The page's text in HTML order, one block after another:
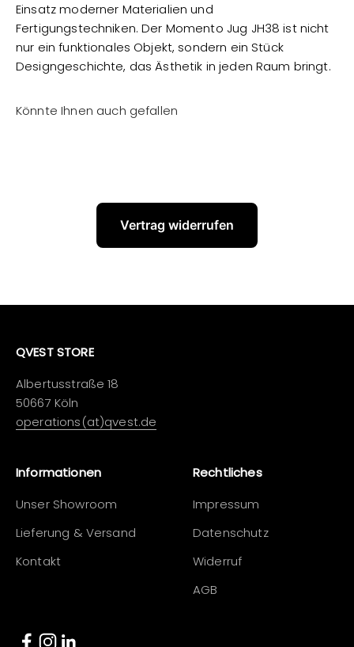
Einsatz moderner Materialien und
Fertigungstechniken. Der Momento Jug JH38 ist nicht
nur ein funktionales Objekt, sondern ein Stück
Designgeschichte, das Ästhetik in jeden Raum bringt.
Vertrag widerrufen
QVEST STORE
Albertusstraße 18
50667 Köln
operations(at)qvest.de
Informationen
Unser Showroom
Lieferung & Versand
Kontakt
Rechtliches
Impressum
Datenschutz
Widerruf
AGB